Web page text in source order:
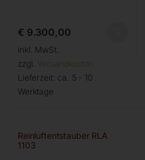
€ 9.300,00
inkl. MwSt.
zzgl. Versandkosten
Lieferzeit: ca. 5 - 10
Werktage
Reinluftentstauber RLA
1103